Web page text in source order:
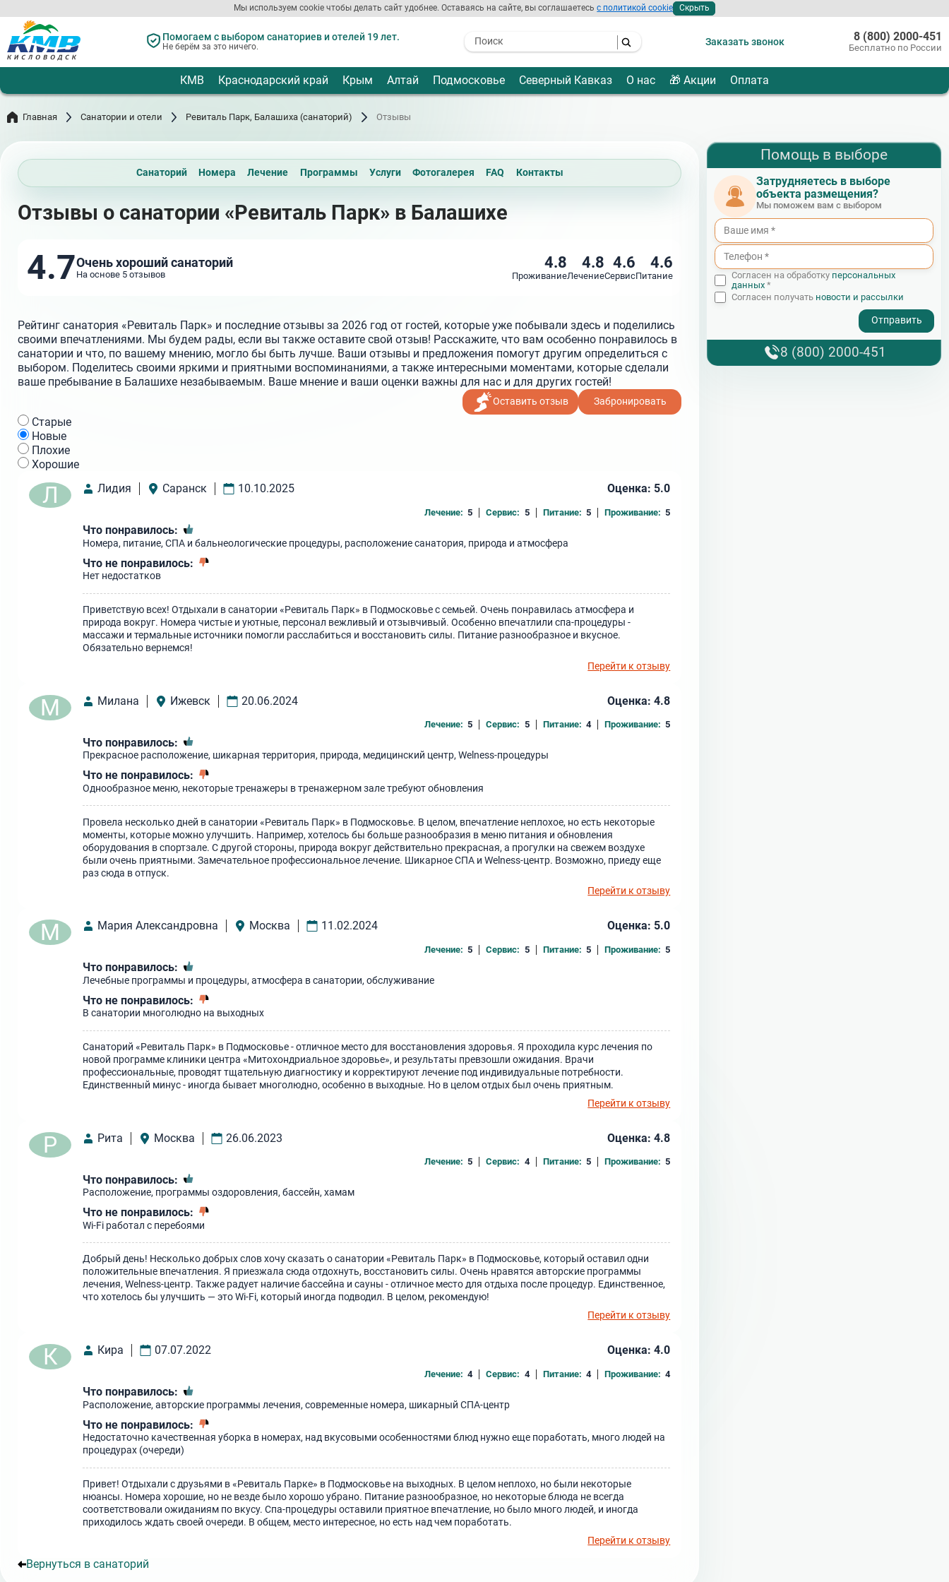
Мы используем cookie чтобы делать сайт удобнее. Оставаясь на сайте, вы соглашаетесьс политикой cookie Скрыть
к
основному
содержанию
Помогаем с выбором санаториев и отелей 19 лет.
Не берём за это ничего.
- I agree to the processing of my
Заказать звонок 8 (800) 2000-451
Бесплатно по России
КМВ Краснодарский край Крым Алтай Подмосковье Северный Кавказ О нас 🎁 Акции Оплата
Главная Санатории и отели Ревиталь Парк, Балашиха (санаторий) Отзывы
Санаторий Номера Лечение Программы Услуги Фотогалерея FAQ Контакты
Отзывы о санатории «Ревиталь Парк» в Балашихе
4.7Очень хороший санаторий
На основе 5 отзывов
4.8
Проживание
4.8
Лечение
4.6
Сервис
4.6
Питание
Рейтинг санатория «Ревиталь Парк» и последние отзывы за 2026 год от гостей, которые уже побывали здесь и поделились
своими впечатлениями. Мы будем рады, если вы также оставите свой отзыв! Расскажите, что вам особенно понравилось в
санатории и что, по вашему мнению, могло бы быть лучше. Ваши отзывы и предложения помогут другим определиться с
выбором. Поделитесь своими яркими и приятными воспоминаниями, а также интересными моментами, которые сделали
ваше пребывание в Балашихе незабываемым. Ваше мнение и ваши оценки важны для нас и для других гостей!
Оставить отзыв Забронировать
Cтарые
Новые
Плохие
Хорошие
Л Лидия Саранск 10.10.2025 Оценка: 5.0
Лечение: 5 Сервис: 5 Питание: 5 Проживание: 5
Что понравилось:
Номера, питание, СПА и бальнеологические процедуры, расположение санатория, природа и атмосфера
Что не понравилось:
Нет недостатков
Приветствую всех! Отдыхали в санатории «Ревиталь Парк» в Подмосковье с семьей. Очень понравилась атмосфера и
природа вокруг. Номера чистые и уютные, персонал вежливый и отзывчивый. Особенно впечатлили спа-процедуры -
массажи и термальные источники помогли расслабиться и восстановить силы. Питание разнообразное и вкусное.
Обязательно вернемся!
Перейти к отзыву
М Милана Ижевск 20.06.2024 Оценка: 4.8
Лечение: 5 Сервис: 5 Питание: 4 Проживание: 5
Что понравилось:
Прекрасное расположение, шикарная территория, природа, медицинский центр, Welness-процедуры
Что не понравилось:
Однообразное меню, некоторые тренажеры в тренажерном зале требуют обновления
Провела несколько дней в санатории «Ревиталь Парк» в Подмосковье. В целом, впечатление неплохое, но есть некоторые
моменты, которые можно улучшить. Например, хотелось бы больше разнообразия в меню питания и обновления
оборудования в спортзале. С другой стороны, природа вокруг действительно прекрасная, а прогулки на свежем воздухе
были очень приятными. Замечательное профессиональное лечение. Шикарное СПА и Welness-центр. Возможно, приеду еще
раз сюда в отпуск.
Перейти к отзыву
М Мария Александровна Москва 11.02.2024 Оценка: 5.0
Лечение: 5 Сервис: 5 Питание: 5 Проживание: 5
Что понравилось:
Лечебные программы и процедуры, атмосфера в санатории, обслуживание
Что не понравилось:
В санатории многолюдно на выходных
Санаторий «Ревиталь Парк» в Подмосковье - отличное место для восстановления здоровья. Я проходила курс лечения по
новой программе клиники центра «Митохондриальное здоровье», и результаты превзошли ожидания. Врачи
профессиональные, проводят тщательную диагностику и корректируют лечение под индивидуальные потребности.
Единственный минус - иногда бывает многолюдно, особенно в выходные. Но в целом отдых был очень приятным.
Перейти к отзыву
Р Рита Москва 26.06.2023 Оценка: 4.8
Лечение: 5 Сервис: 4 Питание: 5 Проживание: 5
Что понравилось:
Расположение, программы оздоровления, бассейн, хамам
Что не понравилось:
Wi-Fi работал с перебоями
Добрый день! Несколько добрых слов хочу сказать о санатории «Ревиталь Парк» в Подмосковье, который оставил одни
положительные впечатления. Я приезжала сюда отдохнуть, восстановить силы. Очень нравятся авторские программы
лечения, Welness-центр. Также радует наличие бассейна и сауны - отличное место для отдыха после процедур. Единственное,
что хотелось бы улучшить — это Wi-Fi, который иногда подводил. В целом, рекомендую!
Перейти к отзыву
К Кира 07.07.2022 Оценка: 4.0
Лечение: 4 Сервис: 4 Питание: 4 Проживание: 4
Что понравилось:
Расположение, авторские программы лечения, современные номера, шикарный СПА-центр
Что не понравилось:
Недостаточно качественная уборка в номерах, над вкусовыми особенностями блюд нужно еще поработать, много людей на
процедурах (очереди)
Привет! Отдыхали с друзьями в «Ревиталь Парке» в Подмосковье на выходных. В целом неплохо, но были некоторые
нюансы. Номера хорошие, но не везде было хорошо убрано. Питание разнообразное, но некоторые блюда не всегда
соответствовали ожиданиям по вкусу. Спа-процедуры оставили приятное впечатление, но было много людей, и иногда
приходилось ждать своей очереди. В общем, место интересное, но есть над чем поработать.
Перейти к отзыву
Вернуться в санаторий
Помощь в выборе
Затрудняетесь в выборе
объекта размещения?
Мы поможем вам с выбором
Согласен на обработку персональных
данных*
Согласен получать новости и рассылки
8 (800) 2000-451